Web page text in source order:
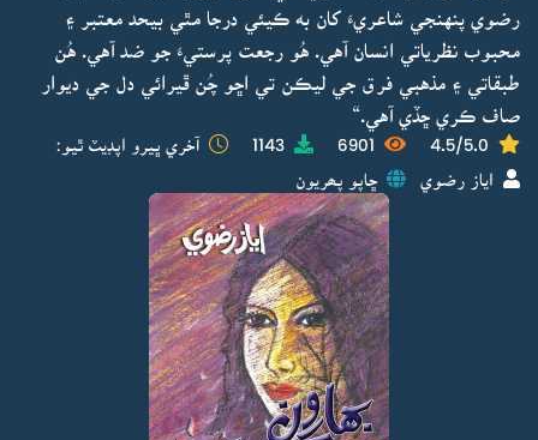
رضوي پنهنجي شاعريءَ کان به ڪيئي درجا مٿي بيحد معتبر ۽
محبوب نظرياتي انسان آهي. هُو رجعت پرستيءَ جو ضد آهي. هُن
طبقاتي ۽ مذهبي فرق جي ليڪن تي اڇو چُن ڦيرائي دل جي ديوار
صاف ڪري ڇڏي آهي.“
4.5/5.0
6901
1143 آخري ڀيرو اپڊيٽ ٿيو:
اياز رضوي ڇاپو پھريون